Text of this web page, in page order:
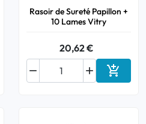
au panier
Rasoir de Sureté Papillon +
10 Lames Vitry
20,62 €

 